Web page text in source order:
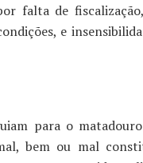
falta de
e
para o
bem ou mal